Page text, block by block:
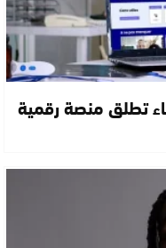
تطلق منصة رقمية